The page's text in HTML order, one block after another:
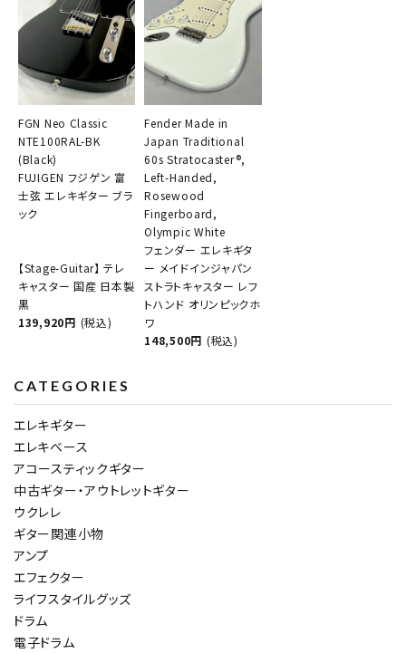
FGN Neo Classic
NTE100RAL-BK
(Black)
FUJIGEN フジゲン 富
士弦 エレキギター ブラ
ック
【Stage-Guitar】 テレ
キャスター 国産 日本製
黒
139,920円 (税込)
Fender Made in
Japan Traditional
60s Stratocaster®,
Left-Handed,
Rosewood
Fingerboard,
Olympic White
フェンダー エレキギタ
ー メイドインジャパン
ストラトキャスター レフ
トハンド オリンピックホ
ワ
148,500円 (税込)
CATEGORIES
エレキギター
エレキベース
アコースティックギター
中古ギター・アウトレットギター
ウクレレ
ギター関連小物
アンプ
エフェクター
ライフスタイルグッズ
ドラム
電子ドラム